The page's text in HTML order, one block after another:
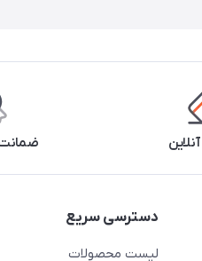
ضمانت
دسترسی سریع
لیست محصولات